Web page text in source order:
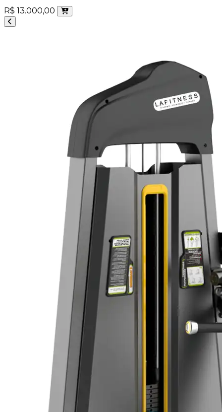
R$ 13.000,00